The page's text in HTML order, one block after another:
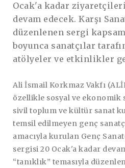
Ocak'a kadar
devam edecek. Karşı
düzenlenen sergi
boyunca sanatçılar
atölyeler ve etkinlikler
Ali İsmail Korkmaz Vakfı
özellikle sosyal ve ekonomik
sivil toplum ve kültür sanat
temsil edilmeyen genç
amacıyla kurulan Genç
sergisi 20 Ocak'a kadar
“tanıklık” temasıyla